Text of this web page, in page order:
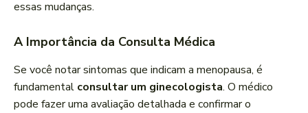
essas mudanças.
A Importância da Consulta Médica
Se você notar sintomas que indicam a menopausa, é
fundamental consultar um ginecologista. O médico
pode fazer uma avaliação detalhada e confirmar o